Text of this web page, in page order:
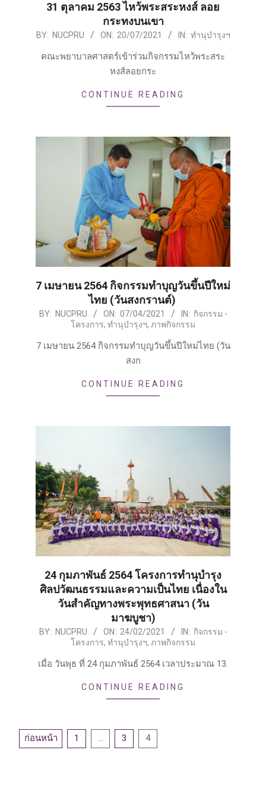
31 ตุลาคม 2563 ไหว้พระสระหงส์ ลอย
กระทงบนเขา
2021-
BY: NUCPRU ON: 20/07/2021 IN: ทำนุบำรุงฯ
คณะพยาบาลศาสตร์เข้าร่วมกิจกรรมไหว้พระสระ
หงส์ลอยกระ
CONTINUE READING
7 เมษายน 2564 กิจกรรมทำบุญวันขึ้นปีใหม่
ไทย (วันสงกรานต์)
2021-
07
BY: NUCPRU ON: 07/04/2021 IN: กิจกรรม -
โครงการ, ทำนุบำรุงฯ, ภาพกิจกรรม
7 เมษายน 2564 กิจกรรมทำบุญวันขึ้นปีใหม่ไทย (วัน
สงก
CONTINUE READING
24 กุมภาพันธ์ 2564 โครงการทำนุบำรุง
ศิลปวัฒนธรรมและความเป็นไทย เนื่องใน
วันสำคัญทางพระพุทธศาสนา (วัน
มาฆบูชา)
2021-
24
BY: NUCPRU ON: 24/02/2021 IN: กิจกรรม -
โครงการ, ทำนุบำรุงฯ, ภาพกิจกรรม
เมื่อ วันพุธ ที่ 24 กุมภาพันธ์ 2564 เวลาประมาณ 13.
CONTINUE READING
Posts
ก่อนหน้า 1 … 3 4